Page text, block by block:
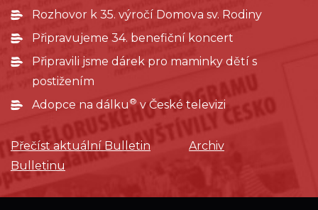
Rozhovor k 35. výročí Domova sv. Rodiny
Připravujeme 34. benefiční koncert
Připravili jsme dárek pro maminky dětí s
postižením
Adopce na dálku ®v České televizi
Přečíst aktuální Bulletin
Archiv
Bulletinu